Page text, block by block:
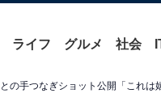
ライフ グルメ 社会